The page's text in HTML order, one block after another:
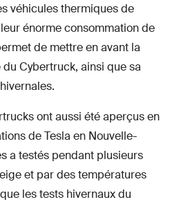
véhicules thermiques de
énorme consommation de
de mettre en avant la
Cybertruck, ainsi que sa
ont aussi été aperçus en
de Tesla en Nouvelle-
a testés pendant plusieurs
et par des températures
les tests hivernaux du